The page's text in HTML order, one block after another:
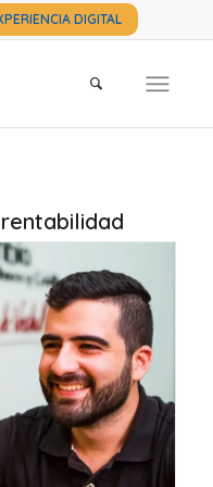
DIGITAL
rentabilidad